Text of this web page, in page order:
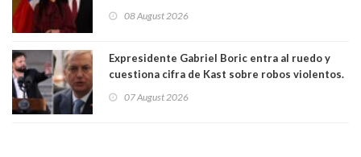
"Constituye un camino equivocado"
08 August 2026
Expresidente Gabriel Boric entra al ruedo y
cuestiona cifra de Kast sobre robos violentos.
07 August 2026